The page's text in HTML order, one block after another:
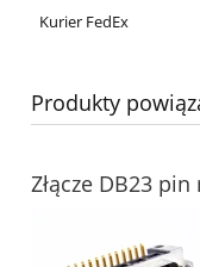
Kurier FedEx
Produkty
Złącze DB23